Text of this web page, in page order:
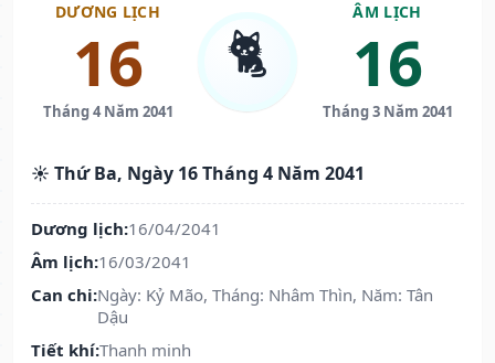
DƯƠNG LỊCH
16
Tháng 4 Năm 2041
🐈
ÂM LỊCH
16
Tháng 3 Năm 2041
☀️ Thứ Ba, Ngày 16 Tháng 4 Năm 2041
Dương lịch:16/04/2041
Âm lịch:16/03/2041
Can chi:Ngày: Kỷ Mão, Tháng: Nhâm Thìn, Năm: Tân
Dậu
Tiết khí:Thanh minh